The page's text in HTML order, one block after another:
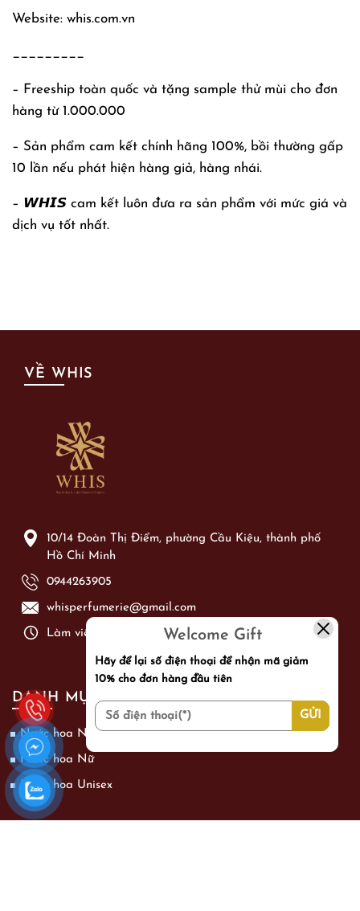
Website: whis.com.vn
_________
– Freeship toàn quốc và tặng sample thử mùi cho đơn
hàng từ 1.000.000
– Sản phẩm cam kết chính hãng 100%, bồi thường gấp
10 lần nếu phát hiện hàng giả, hàng nhái.
– 𝙒𝙃𝙄𝙎 cam kết luôn đưa ra sản phẩm với mức giá và
dịch vụ tốt nhất.
VỀ WHIS
10/14 Đoàn Thị Điểm, phường Cầu Kiệu, thành phố
Hồ Chí Minh
0944263905
whisperfumerie@gmail.com
Làm việc từ: Thứ 2 - Chủ Nhật từ 09h00 - 21h00
DANH MỤC SẢN PHẨM
Nước hoa Nam
Nước hoa Nữ
Nước hoa Unisex
Welcome Gift
Hãy để lại số điện thoại để nhận mã giảm
10% cho đơn hàng đầu tiên